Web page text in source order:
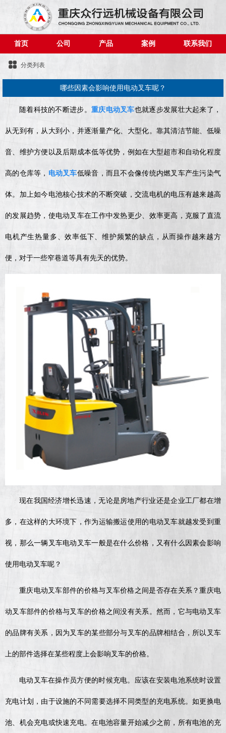
首页 公司 产品 案例 联系我们
分类列表
哪些因素会影响使用电动叉车呢？
随着科技的不断进步。 重庆电动叉车也就逐步发展壮大起来了，
从无到有，从大到小，并逐渐量产化、大型化。靠其清洁节能、低噪
音、维护方便以及后期成本低等优势，例如在大型超市和自动化程度
高的仓库等， 电动叉车低噪音，而且不会像传统内燃叉车产生污染气
体。加上如今电池核心技术的不断突破，交流电机的电压有越来越高
的发展趋势，使电动叉车在工作中发热更少、效率更高，克服了直流
电机产生热量多、效率低下、维护频繁的缺点，从而操作越来越方
便，对于一些窄巷道等具有先天的优势。
现在我国经济增长迅速，无论是房地产行业还是企业工厂都在增
多，在这样的大环境下，作为运输搬运使用的电动叉车就越发受到重
视，那么一辆叉车电动叉车一般是在什么价格，又有什么因素会影响
使用电动叉车呢？
重庆电动叉车部件的价格与叉车价格之间是否存在关系？重庆电
动叉车部件的价格与叉车的价格之间没有关系。然而，它与电动叉车
的品牌有关系，因为叉车的某些部分与叉车的品牌相结合，所以叉车
上的部件选择在某些程度上会影响叉车的价格。
电动叉车在操作员方便的时候充电。应该在安装电池系统时设置
充电计划，由于设施的不同需要选择不同类型的充电系统。如更换电
池、机会充电或快速充电。在电池容量开始减少之前，所有电池的充